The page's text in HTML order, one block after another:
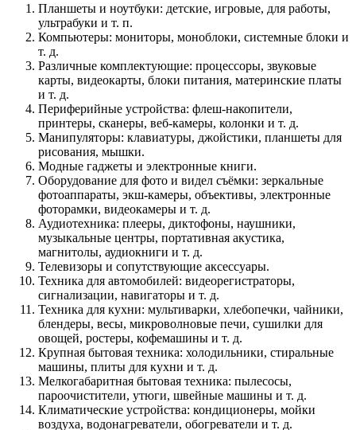
Планшеты и ноутбуки: детские, игровые, для работы,
ультрабуки и т. п.
Компьютеры: мониторы, моноблоки, системные блоки и
т. д.
Различные комплектующие: процессоры, звуковые
карты, видеокарты, блоки питания, материнские платы
и т. д.
Периферийные устройства: флеш-накопители,
принтеры, сканеры, веб-камеры, колонки и т. д.
Манипуляторы: клавиатуры, джойстики, планшеты для
рисования, мышки.
Модные гаджеты и электронные книги.
Оборудование для фото и видел съёмки: зеркальные
фотоаппараты, экш-камеры, объективы, электронные
фоторамки, видеокамеры и т. д.
Аудиотехника: плееры, диктофоны, наушники,
музыкальные центры, портативная акустика,
магнитолы, аудиокниги и т. д.
Телевизоры и сопутствующие аксессуары.
Техника для автомобилей: видеорегистраторы,
сигнализации, навигаторы и т. д.
Техника для кухни: мультиварки, хлебопечки, чайники,
блендеры, весы, микроволновые печи, сушилки для
овощей, ростеры, кофемашины и т. д.
Крупная бытовая техника: холодильники, стиральные
машины, плиты для кухни и т. д.
Мелкогабаритная бытовая техника: пылесосы,
пароочистители, утюги, швейные машины и т. д.
Климатические устройства: кондиционеры, мойки
воздуха, водонагреватели, обогреватели и т. д.